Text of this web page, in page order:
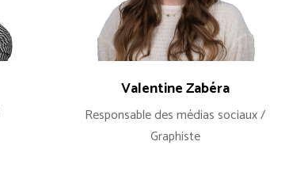
Valentine Zabéra
Responsable des médias sociaux /
Graphiste